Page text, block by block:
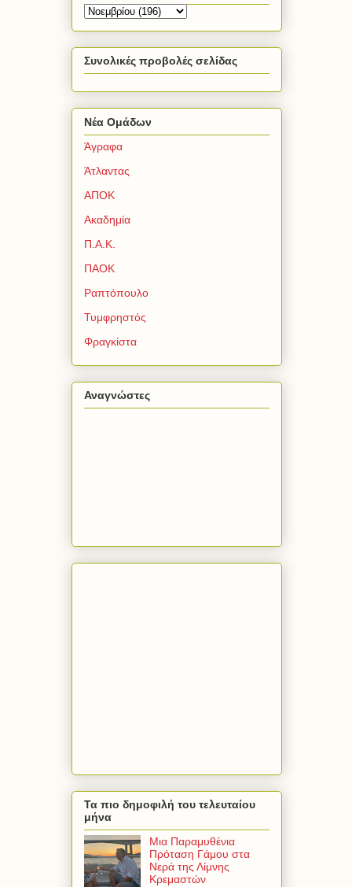
Συνολικές προβολές σελίδας
Νέα Ομάδων
Άγραφα
Άτλαντας
ΑΠΟΚ
Ακαδημία
Π.Α.Κ.
ΠΑΟΚ
Ραπτόπουλο
Τυμφρηστός
Φραγκίστα
Αναγνώστες
Τα πιο δημοφιλή του τελευταίου
μήνα
Μια Παραμυθένια
Πρόταση Γάμου στα
Νερά της Λίμνης
Κρεμαστών